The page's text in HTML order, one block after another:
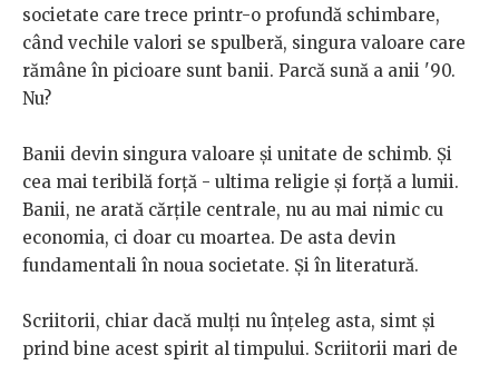
societate care trece printr-o profundă schimbare,
când vechile valori se spulberă, singura valoare care
rămâne în picioare sunt banii. Parcă sună a anii '90.
Nu?
Banii devin singura valoare și unitate de schimb. Și
cea mai teribilă forță - ultima religie și forță a lumii.
Banii, ne arată cărțile centrale, nu au mai nimic cu
economia, ci doar cu moartea. De asta devin
fundamentali în noua societate. Și în literatură.
Scriitorii, chiar dacă mulți nu înțeleg asta, simt și
prind bine acest spirit al timpului. Scriitorii mari de